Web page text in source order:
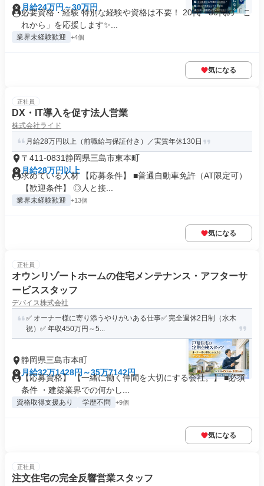
月給24万円～30万円
必要資格・経験 特別な経験や資格は不要！ 20代・30代の「こ
れから」を応援します✨...
業界未経験歓迎 +4個
気になる
正社員
DX・IT導入を促す法人営業
株式会社ライド
月給28万円以上（前職給与保証付き）／実質年休130日
〒411-0831静岡県三島市東本町
月給28万円以上
求めている人材 【応募条件】 ■普通自動車免許（AT限定可）
【歓迎条件】 ◎人と接...
業界未経験歓迎 +13個
気になる
正社員
オウンリゾートホームの住宅メンテナンス・アフターサ
ービススタッフ
デバイス株式会社
✅ オーナー様に寄り添うやりがいある仕事✅ 完全週休2日制（水木
祝）✅ 年収450万円～5...
静岡県三島市本町
月給32万1428円～35万7142円
【応募資格】 【一緒に働く仲間を大切にする会社。】 ■必須
条件 ・建築業界での何かし...
資格取得支援あり 学歴不問 +9個
気になる
正社員
注文住宅の完全反響営業スタッフ